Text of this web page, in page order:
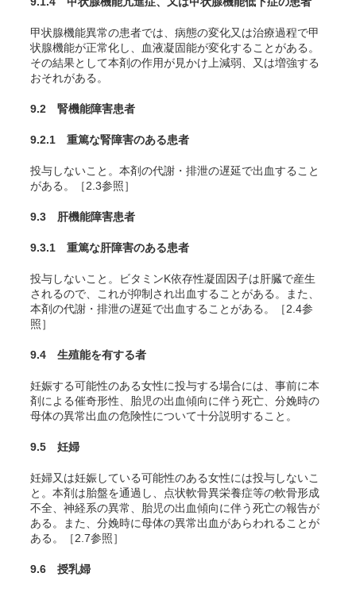
甲状腺機能異常の患者では、病態の変化又は治療過程で甲
状腺機能が正常化し、血液凝固能が変化することがある。
その結果として本剤の作用が見かけ上減弱、又は増強する
おそれがある。
9.2 腎機能障害患者
9.2.1 重篤な腎障害のある患者
投与しないこと。本剤の代謝・排泄の遅延で出血すること
がある。［2.3参照］
9.3 肝機能障害患者
9.3.1 重篤な肝障害のある患者
投与しないこと。ビタミンK依存性凝固因子は肝臓で産生
されるので、これが抑制され出血することがある。また、
本剤の代謝・排泄の遅延で出血することがある。［2.4参
照］
9.4 生殖能を有する者
妊娠する可能性のある女性に投与する場合には、事前に本
剤による催奇形性、胎児の出血傾向に伴う死亡、分娩時の
母体の異常出血の危険性について十分説明すること。
9.5 妊婦
妊婦又は妊娠している可能性のある女性には投与しないこ
と。本剤は胎盤を通過し、点状軟骨異栄養症等の軟骨形成
不全、神経系の異常、胎児の出血傾向に伴う死亡の報告が
ある。また、分娩時に母体の異常出血があらわれることが
ある。［2.7参照］
9.6 授乳婦